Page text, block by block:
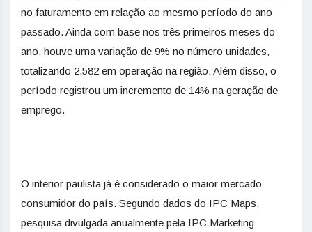
no faturamento em relação ao mesmo período do ano
passado. Ainda com base nos três primeiros meses do
ano, houve uma variação de 9% no número unidades,
totalizando 2.582 em operação na região. Além disso, o
período registrou um incremento de 14% na geração de
emprego.
O interior paulista já é considerado o maior mercado
consumidor do país. Segundo dados do IPC Maps,
pesquisa divulgada anualmente pela IPC Marketing